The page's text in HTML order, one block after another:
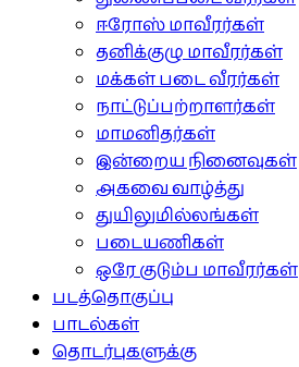
ஈரோஸ் மாவீரர்கள்
தனிக்குழு மாவீரர்கள்
மக்கள் படை வீரர்கள்
நாட்டுப்பற்றாளர்கள்
மாமனிதர்கள்
இன்றைய நினைவுகள்
அகவை வாழ்த்து
துயிலுமில்லங்கள்
படையணிகள்
ஒரே குடும்ப மாவீரர்கள்
படத்தொகுப்பு
பாடல்கள்
தொடர்புகளுக்கு